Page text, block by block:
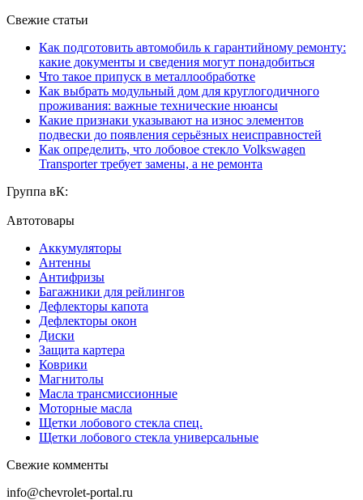
Свежие статьи
Как подготовить автомобиль к гарантийному ремонту:
какие документы и сведения могут понадобиться
Что такое припуск в металлообработке
Как выбрать модульный дом для круглогодичного
проживания: важные технические нюансы
Какие признаки указывают на износ элементов
подвески до появления серьёзных неисправностей
Как определить, что лобовое стекло Volkswagen
Transporter требует замены, а не ремонта
Группа вК:
Автотовары
Аккумуляторы
Антенны
Антифризы
Багажники для рейлингов
Дефлекторы капота
Дефлекторы окон
Диски
Защита картера
Коврики
Магнитолы
Масла трансмиссионные
Моторные масла
Щетки лобового стекла спец.
Щетки лобового стекла универсальные
Свежие комменты
info@chevrolet-portal.ru